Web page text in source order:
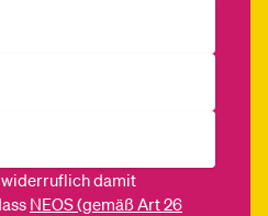
damit
NEOS (gemäß Art 26